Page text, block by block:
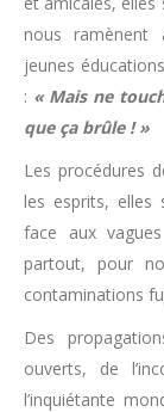
nous ramènent
jeunes
: « Mais ne
que ça brûle ! »
Les procédures
les esprits, elles
face aux
partout, pour
contaminations
Des
ouverts, de
l’inquiétante